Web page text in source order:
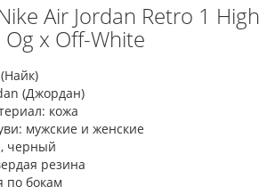
Air Jordan Retro 1 High
Og x Off-White
(Джордан)
кожа
мужские и женские
черный
резина
по бокам